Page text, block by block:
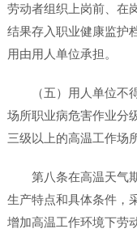
劳动者组织上岗前、在
结果存入职业健康监护
用由用人单位承担。
（五）用人单位
场所职业病危害作业分
三级以上的高温工作场
第八条在高温天气
生产特点和具体条件，
增加高温工作环境下劳